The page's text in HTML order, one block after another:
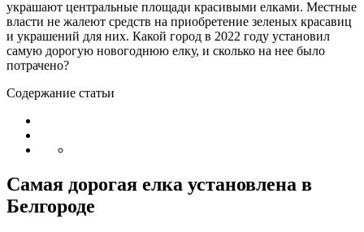
украшают центральные площади красивыми елками. Местные
власти не жалеют средств на приобретение зеленых красавиц
и украшений для них. Какой город в 2022 году установил
самую дорогую новогоднюю елку, и сколько на нее было
потрачено?
Содержание статьи
Самая дорогая елка установлена в
Белгороде